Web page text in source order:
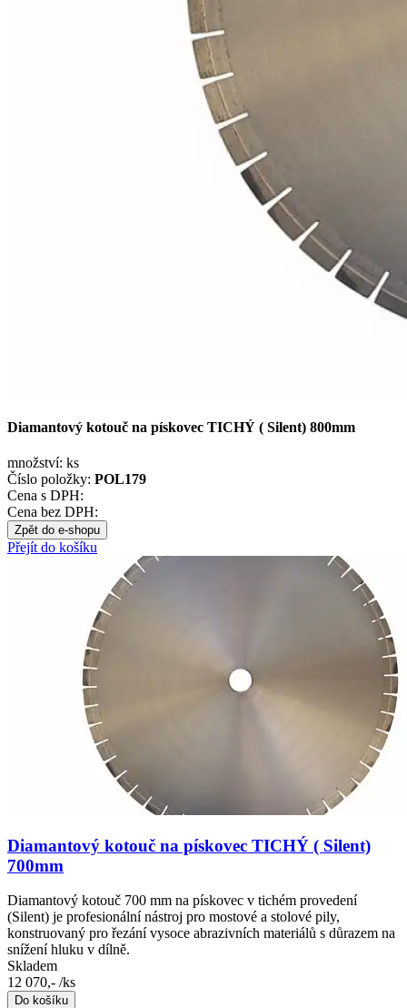
Diamantový kotouč na pískovec TICHÝ ( Silent) 800mm
množství: ks
Číslo položky: POL179
Cena s DPH:
Cena bez DPH:
Zpět do e-shopu
Přejít do košíku
Diamantový kotouč na pískovec TICHÝ ( Silent)
700mm
Diamantový kotouč 700 mm na pískovec v tichém provedení
(Silent) je profesionální nástroj pro mostové a stolové pily,
konstruovaný pro řezání vysoce abrazivních materiálů s důrazem na
snížení hluku v dílně.
Skladem
12 070,- /ks
Do košíku